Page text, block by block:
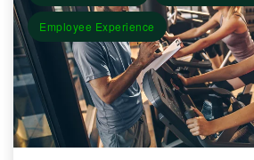
Employee Experience